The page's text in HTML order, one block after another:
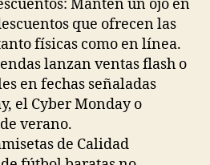
Mantén un ojo en
que ofrecen las
físicas como en línea.
lanzan ventas flash o
en fechas señaladas
el Cyber Monday o
verano.
de Calidad